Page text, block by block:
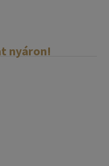
nyáron!